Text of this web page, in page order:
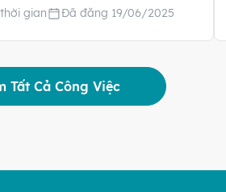
gian Đã đăng 19/06/2025
Tất Cả Công Việc